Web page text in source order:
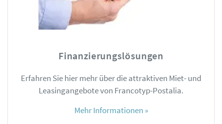
Finanzierungslösungen
Erfahren Sie hier mehr über die attraktiven Miet- und
Leasingangebote von Francotyp-Postalia.
Mehr Informationen »